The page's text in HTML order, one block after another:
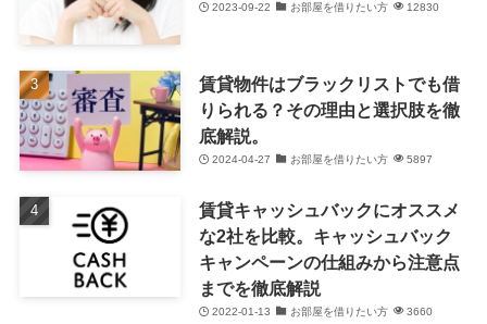
2023-09-22 お部屋を借りたい方 12830
賃貸物件はブラックリストでも借
りられる？その理由と選択肢を徹
底解説。
2024-04-27 お部屋を借りたい方 5897
賃貸キャッシュバックにオススメ
な2社を比較。キャッシュバック
キャンペーンの仕組みから注意点
までを徹底解説
2022-01-13 お部屋を借りたい方 3660